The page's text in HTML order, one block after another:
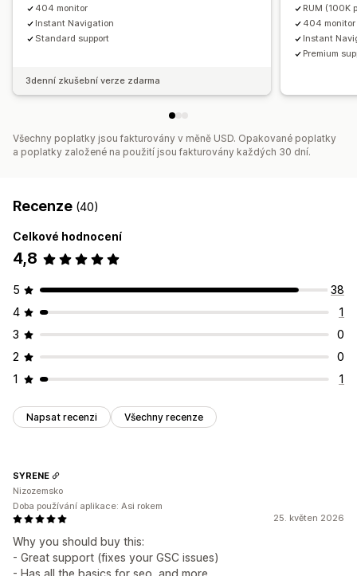
404 monitor
Instant Navigation
Standard support
3denní zkušební verze zdarma
RUM (100K
404
Instant
Premium
Všechny poplatky jsou fakturovány v měně USD. Opakované poplatky
a poplatky založené na použití jsou fakturovány každých 30 dní.
Recenze (40)
Celkové hodnocení
4,8
5
38
4
1
3
0
2
0
1
1
Napsat recenzi Všechny recenze
25. květen 2026
Why you should buy this:
- Great support (fixes your GSC issues)
SYRENE
Nizozemsko
Doba používání aplikace: Asi rokem